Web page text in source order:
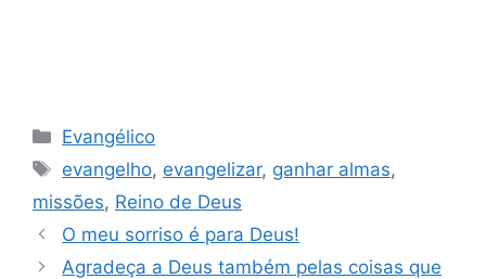
Categorias
Evangélico
Tags
evangelho, evangelizar, ganhar almas,
missões, Reino de Deus
O meu sorriso é para Deus!
Agradeça a Deus também pelas coisas que